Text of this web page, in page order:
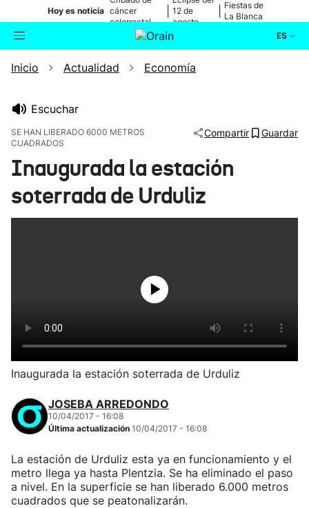
Hoy es noticia cáncer
colorrectal
12 de
agosto
Fiestas de
La Blanca
ES
Buscador Actualidad
Eguraldia
Inicio Actualidad Economía
Escuchar
SE HAN LIBERADO 6000 METROS
CUADRADOS
Compartir Guardar
Inaugurada la estación
soterrada de Urduliz
Inaugurada la estación soterrada de Urduliz
JOSEBA ARREDONDO
10/04/2017 - 16:08
Última actualización 10/04/2017 - 16:08
La estación de Urduliz esta ya en funcionamiento y el
metro llega ya hasta Plentzia. Se ha eliminado el paso
a nivel. En la superficie se han liberado 6.000 metros
cuadrados que se peatonalizarán.